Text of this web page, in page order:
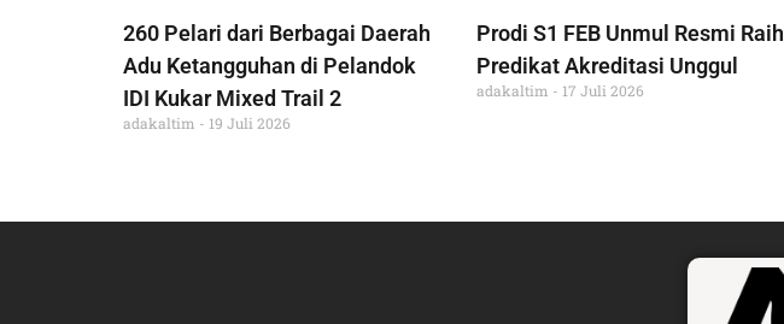
260 Pelari dari Berbagai Daerah
Adu Ketangguhan di Pelandok
IDI Kukar Mixed Trail 2
adakaltim 19 Juli 2026
Prodi S1 FEB Unmul Resmi Raih
Predikat Akreditasi Unggul
adakaltim 17 Juli 2026